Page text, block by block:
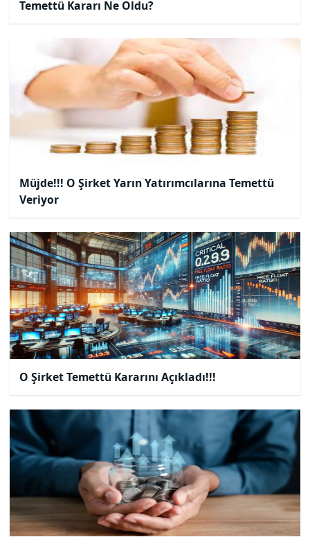
Temettü Kararı Ne Oldu?
Müjde!!! O Şirket Yarın Yatırımcılarına Temettü
Veriyor
O Şirket Temettü Kararını Açıkladı!!!